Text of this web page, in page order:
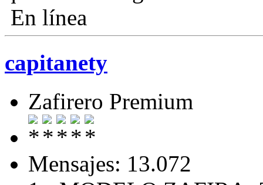
En línea
capitanety
Zafirero Premium
Mensajes: 13.072